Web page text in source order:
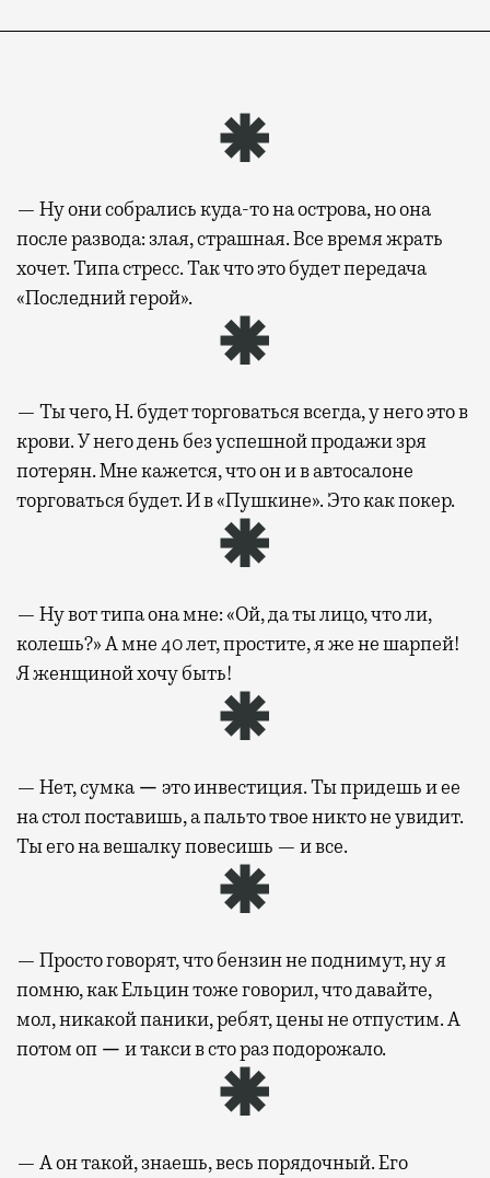
— Ну они собрались куда-то на острова, но она
после развода: злая, страшная. Все время жрать
хочет. Типа стресс. Так что это будет передача
«Последний герой».
— Ты чего, Н. будет торговаться всегда, у него это в
крови. У него день без успешной продажи зря
потерян. Мне кажется, что он и в автосалоне
торговаться будет. И в «Пушкине». Это как покер.
— Ну вот типа она мне: «Ой, да ты лицо, что ли,
колешь?» А мне 40 лет, простите, я же не шарпей!
Я женщиной хочу быть!
— Нет, сумка — это инвестиция. Ты придешь и ее
на стол поставишь, а пальто твое никто не увидит.
Ты его на вешалку повесишь — и все.
— Просто говорят, что бензин не поднимут, ну я
помню, как Ельцин тоже говорил, что давайте,
мол, никакой паники, ребят, цены не отпустим. А
потом оп — и такси в сто раз подорожало.
— А он такой, знаешь, весь порядочный. Его